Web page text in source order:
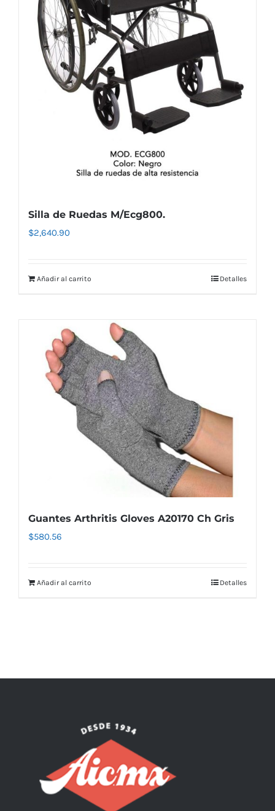
Silla de Ruedas M/Ecg800.
$2,640.90
Añadir al carrito Detalles
Guantes Arthritis Gloves A20170 Ch Gris
$580.56
Añadir al carrito Detalles